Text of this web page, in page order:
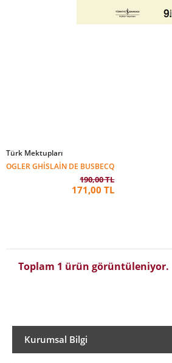
Türk Mektupları
OGLER GHISLAIN DE BUSBECQ
190,00 TL
171,00 TL
Toplam 1 ürün görüntüleniyor.
Kurumsal Bilgi